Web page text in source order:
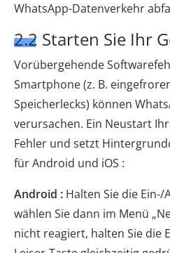
WhatsApp-Datenverkehr
2.2 Starten Sie Ihr
Vorübergehende
Smartphone (z. B.
Speicherlecks) können
verursachen. Ein Neustart
Fehler und setzt
für Android und iOS :
Android : Halten Sie die
wählen Sie dann im Menü
nicht reagiert, halten Sie die